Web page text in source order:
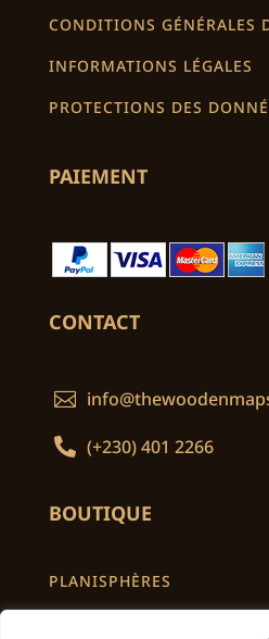
CONDITIONS GÉNÉRALES
INFORMATIONS LÉGALES
PROTECTIONS DES
PAIEMENT
CONTACT

 (+230) 401 2266
BOUTIQUE
PLANISPHÈRES